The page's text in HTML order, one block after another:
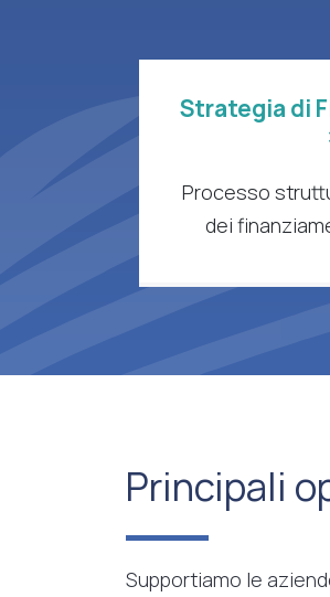
Strategia di
Processo
dei
aziende e
Principali
Supportiamo le